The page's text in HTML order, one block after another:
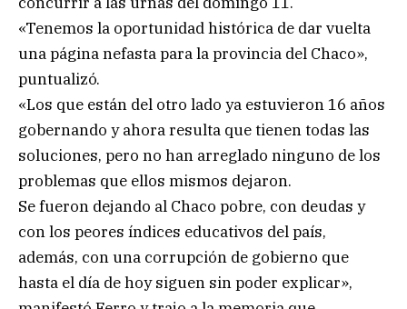
«Tenemos la oportunidad histórica de dar vuelta
una página nefasta para la provincia del Chaco»,
puntualizó.
«Los que están del otro lado ya estuvieron 16 años
gobernando y ahora resulta que tienen todas las
soluciones, pero no han arreglado ninguno de los
problemas que ellos mismos dejaron.
Se fueron dejando al Chaco pobre, con deudas y
con los peores índices educativos del país,
además, con una corrupción de gobierno que
hasta el día de hoy siguen sin poder explicar»,